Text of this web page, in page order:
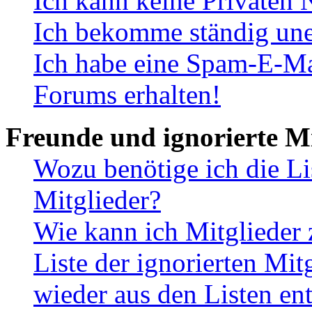
Ich bekomme ständig
Ich habe eine Spam-E-
Forums erhalten!
Freunde und ignorierte
Wozu benötige ich die
Mitglieder?
Wie kann ich Mitglieder
Liste der ignorierten
wieder aus den Listen